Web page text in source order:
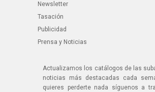
Newsletter
Tasación
Publicidad
Prensa y Noticias
Actualizamos los catálogos de las
noticias más destacadas cada
quieres perderte nada síguenos a